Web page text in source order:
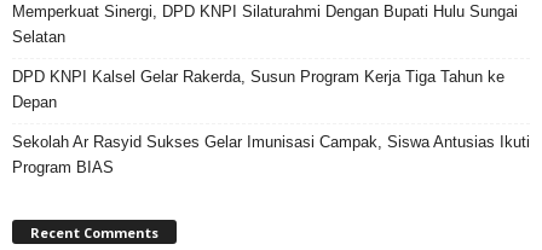
Memperkuat Sinergi, DPD KNPI Silaturahmi Dengan Bupati Hulu Sungai
Selatan
DPD KNPI Kalsel Gelar Rakerda, Susun Program Kerja Tiga Tahun ke
Depan
Sekolah Ar Rasyid Sukses Gelar Imunisasi Campak, Siswa Antusias Ikuti
Program BIAS
Recent Comments